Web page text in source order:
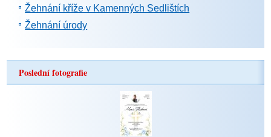
Žehnání kříže v Kamenných Sedlištích
Žehnání úrody
Poslední fotografie